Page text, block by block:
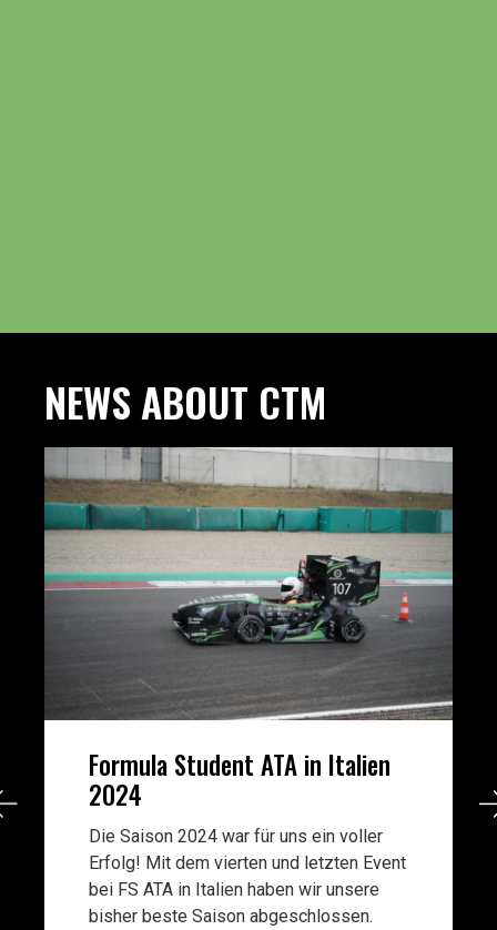
NEWS ABOUT CTM
Formula Student Alpe Adria
2024
Nach einer kurzen Pause starteten wir in
das dritte Event der Saison – das
Formula Student Alpe Adria in Kroatien.
Vorbereitung und Scrutineering Am